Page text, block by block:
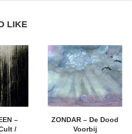
LIKE
–
/
ZONDAR – De Dood
Voorbij